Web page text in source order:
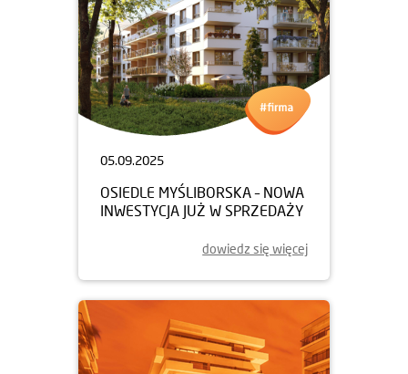
05.09.2025
OSIEDLE MYŚLIBORSKA – NOWA
INWESTYCJA JUŻ W SPRZEDAŻY
dowiedz się więcej